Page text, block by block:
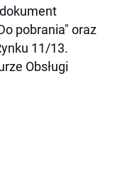
pobrania" oraz
11/13.
Obsługi